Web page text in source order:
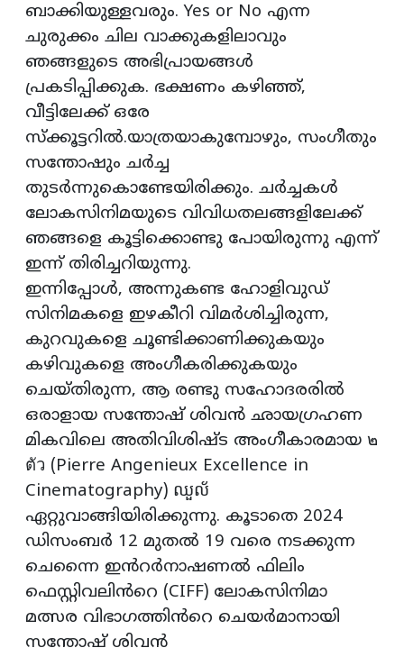
ബാക്കിയുള്ളവരും. Yes or No എന്ന
ചുരുക്കം ചില വാക്കുകളിലാവും
ഞങ്ങളുടെ അഭിപ്രായങ്ങൾ
പ്രകടിപ്പിക്കുക. ഭക്ഷണം കഴിഞ്ഞ്,
വീട്ടിലേക്ക് ഒരേ
സ്ക്കൂട്ടറിൽ.യാത്രയാകുമ്പോഴും, സംഗീതും
സന്തോഷും ചർച്ച
തുടർന്നുകൊണ്ടേയിരിക്കും. ചർച്ചകൾ
ലോകസിനിമയുടെ വിവിധതലങ്ങളിലേക്ക്
ഞങ്ങളെ കൂട്ടിക്കൊണ്ടു പോയിരുന്നു എന്ന്
ഇന്ന് തിരിച്ചറിയുന്നു.
ഇന്നിപ്പോൾ, അന്നുകണ്ട ഹോളിവുഡ്
സിനിമകളെ ഇഴകീറി വിമർശിച്ചിരുന്ന,
കുറവുകളെ ചൂണ്ടിക്കാണിക്കുകയും
കഴിവുകളെ അംഗീകരിക്കുകയും
ചെയ്‌തിരുന്ന, ആ രണ്ടു സഹോദരരിൽ
ഒരാളായ സന്തോഷ് ശിവൻ ഛായഗ്രഹണ
മികവിലെ അതിവിശിഷ്ട അംഗീകാരമായ ๒
ตัว (Pierre Angenieux Excellence in
Cinematography) ឈួល័
ഏറ്റുവാങ്ങിയിരിക്കുന്നു. കൂടാതെ 2024
ഡിസംബർ 12 മുതൽ 19 വരെ നടക്കുന്ന
ചെന്നൈ ഇൻറർനാഷണൽ ഫിലിം
ഫെസ്റ്റിവലിൻറെ (CIFF) ലോകസിനിമാ
മത്സര വിഭാഗത്തിൻറെ ചെയർമാനായി
സന്തോഷ് ശിവൻ